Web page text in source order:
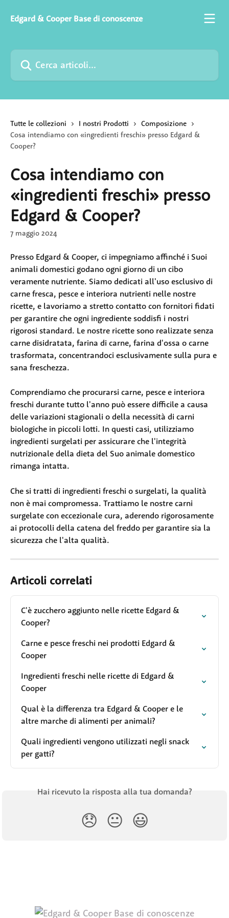
Edgard & Cooper Base di conoscenze
Cerca articoli…
Tutte le collezioni I nostri Prodotti
Composizione
Cosa intendiamo con «ingredienti freschi» presso Edgard &
Cooper?
Cosa intendiamo con
«ingredienti freschi» presso
Edgard & Cooper?
7 maggio 2024
Presso Edgard & Cooper, ci impegniamo affinché i Suoi
animali domestici godano ogni giorno di un cibo
veramente nutriente. Siamo dedicati all'uso esclusivo di
carne fresca, pesce e interiora nutrienti nelle nostre
ricette, e lavoriamo a stretto contatto con fornitori fidati
per garantire che ogni ingrediente soddisfi i nostri
rigorosi standard. Le nostre ricette sono realizzate senza
carne disidratata, farina di carne, farina d'ossa o carne
trasformata, concentrandoci esclusivamente sulla pura e
sana freschezza.
Comprendiamo che procurarsi carne, pesce e interiora
freschi durante tutto l'anno può essere difficile a causa
delle variazioni stagionali o della necessità di carni
biologiche in piccoli lotti. In questi casi, utilizziamo
ingredienti surgelati per assicurare che l'integrità
nutrizionale della dieta del Suo animale domestico
rimanga intatta.
Che si tratti di ingredienti freschi o surgelati, la qualità
non è mai compromessa. Trattiamo le nostre carni
surgelate con eccezionale cura, aderendo rigorosamente
ai protocolli della catena del freddo per garantire sia la
sicurezza che l'alta qualità.
Articoli correlati
C'è zucchero aggiunto nelle ricette Edgard &
Cooper?
Carne e pesce freschi nei prodotti Edgard &
Cooper
Ingredienti freschi nelle ricette di Edgard &
Cooper
Qual è la differenza tra Edgard & Cooper e le
altre marche di alimenti per animali?
Quali ingredienti vengono utilizzati negli snack
per gatti?
Hai ricevuto la risposta alla tua domanda?
😞 😐 😃